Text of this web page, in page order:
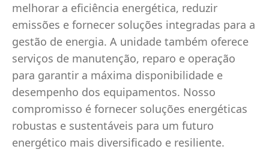
melhorar a eficiência energética, reduzir
emissões e fornecer soluções integradas para a
gestão de energia. A unidade também oferece
serviços de manutenção, reparo e operação
para garantir a máxima disponibilidade e
desempenho dos equipamentos. Nosso
compromisso é fornecer soluções energéticas
robustas e sustentáveis para um futuro
energético mais diversificado e resiliente.